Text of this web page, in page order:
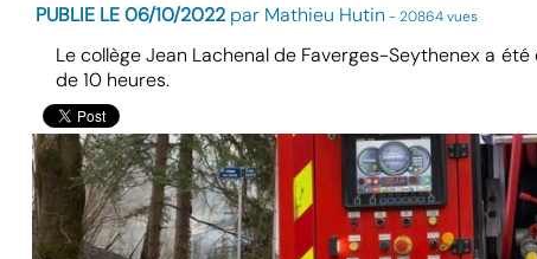
PUBLIE LE 06/10/2022par Mathieu Hutin - 20864 vues
Le collège Jean Lachenal de Faverges-Seythenex a
de 10 heures.